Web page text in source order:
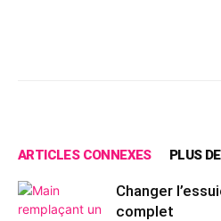
ARTICLES CONNEXES PLUS
Changer
complet